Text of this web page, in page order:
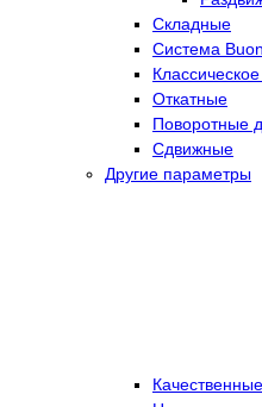
Складные
Cистема
Откатные
Поворотные
Сдвижные
Другие параметры